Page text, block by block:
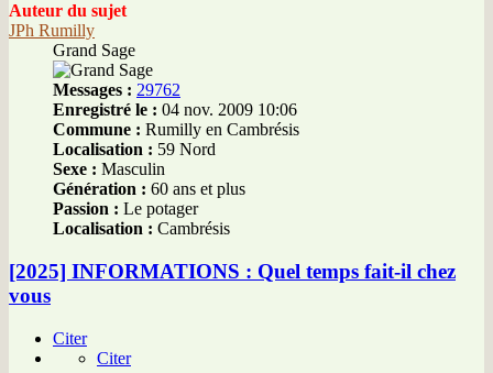
Auteur du sujet
JPh Rumilly
Grand Sage
Messages : 29762
Enregistré le : 04 nov. 2009 10:06
Commune : Rumilly en Cambrésis
Localisation : 59 Nord
Sexe : Masculin
Génération : 60 ans et plus
Passion : Le potager
Localisation : Cambrésis
[2025] INFORMATIONS : Quel temps fait-il chez
vous
Citer
Citer